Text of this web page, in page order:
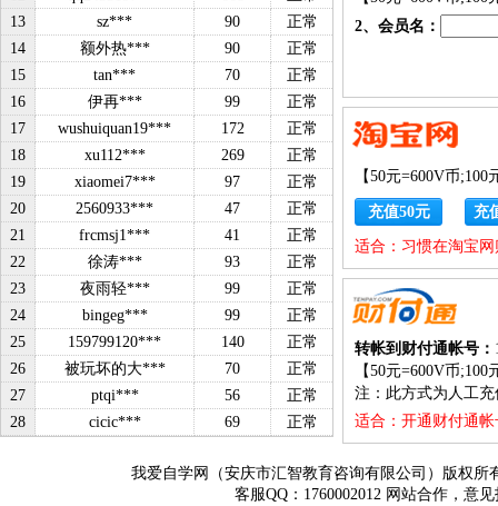
13
sz*** 90
正常
14
额外热*** 90
正常
15
tan*** 70
正常
16
伊再*** 99
正常
17
wushuiquan19*** 172
正常
18
xu112*** 269
正常
19
xiaomei7*** 97
正常
20
2560933*** 47
正常
21
frcmsj1*** 41
正常
22
徐涛*** 93
正常
23
夜雨轻*** 99
正常
24
bingeg*** 99
正常
25
159799120*** 140
正常
26
被玩坏的大*** 70
正常
27
ptqi*** 56
正常
28
cicic*** 69 正常
2、会员名：
【50元=600V币;100
充值50元 充
适合：习惯在淘宝
转帐到财付通帐号：
【50元=600V币;100
注：此方式为人工
适合：开通财付通
我爱自学网（安庆市汇智教育咨询有限公司）版权
客服QQ：1760002012 网站合作，意